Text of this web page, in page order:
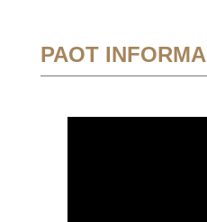
PAOT INFORMA